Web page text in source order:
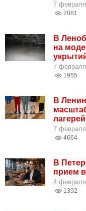
7 февраля
2081
В
на
7 февраля
1955
В
7 февраля
4664
В
прием
4 февраля
1392